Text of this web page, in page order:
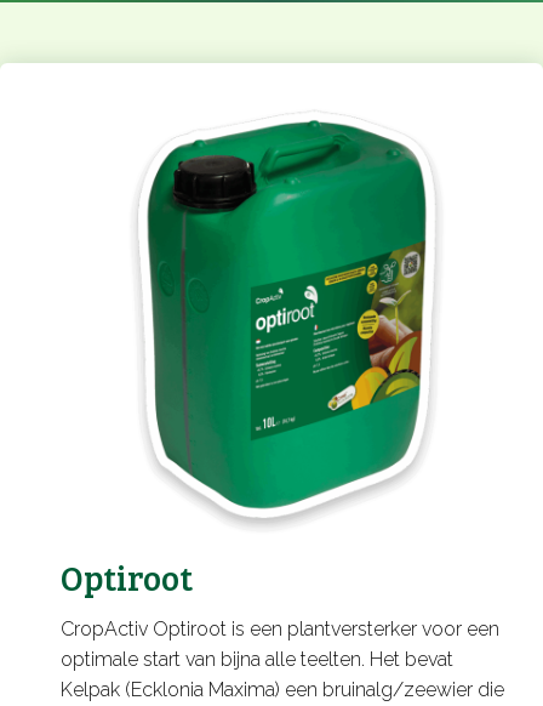
Optiroot
CropActiv Optiroot is een plantversterker voor een
optimale start van bijna alle teelten. Het bevat
Kelpak (Ecklonia Maxima) een bruinalg/zeewier die